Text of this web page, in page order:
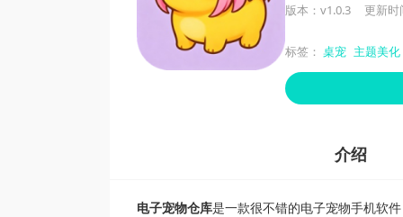
版本：v1.0.3 更新时
标签： 桌宠 主题美化
介绍
电子宠物仓库是一款很不错的电子宠物手机软